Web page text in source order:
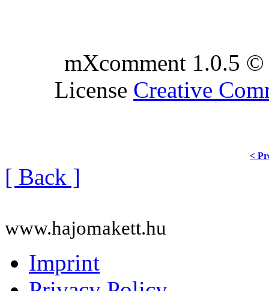
mXcomment 1.0.5
License Creative
<
[ Back ]
www.hajomakett.hu
Imprint